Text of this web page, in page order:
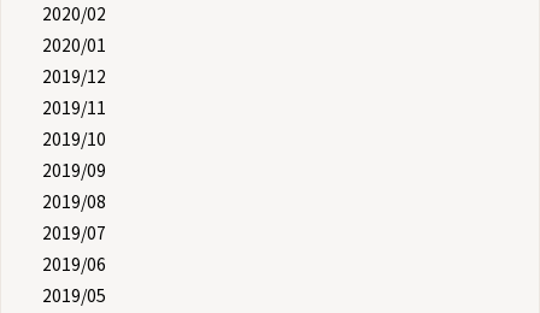
2020/02
2020/01
2019/12
2019/11
2019/10
2019/09
2019/08
2019/07
2019/06
2019/05